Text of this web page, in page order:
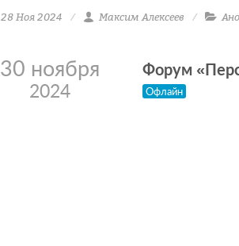
28 Ноя 2024 Максим Алексеев
30 ноября
2024
Форум
Офлайн